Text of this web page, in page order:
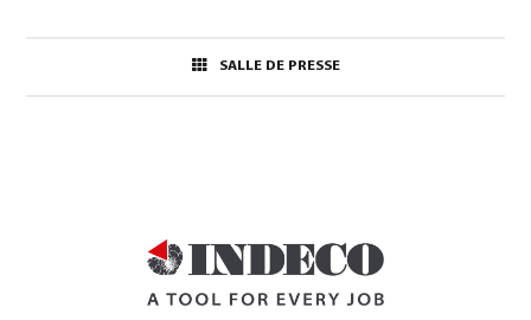
SALLE DE PRESSE